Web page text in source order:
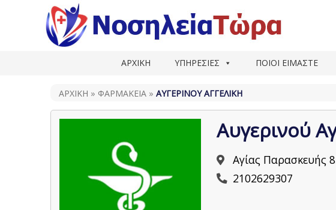
ΑΡΧΙΚΗ ΥΠΗΡΕΣΙΕΣ ΠΟΙΟΙ ΕΙΜΑΣΤΕ
ΑΡΧΙΚΗ » ΦΑΡΜΑΚΕΊΑ »ΑΥΓΕΡΙΝΟΎ ΑΓΓΕΛΙΚΉ
Αυγερινού
Αγίας Παρασκευής
2102629307